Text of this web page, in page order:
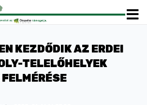
KEZDŐDIK AZ ERDEI
TELELŐHELYEK